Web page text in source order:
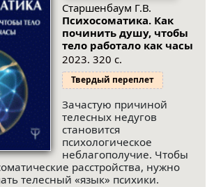
Старшенбаум Г.В.
Психосоматика. Как
починить душу, чтобы
тело работало как часы
2023. 320 с.
Твердый переплет
Зачастую причиной
телесных недугов
становится
психологическое
неблагополучие. Чтобы
расстройства, нужно
телесный «язык» психики.